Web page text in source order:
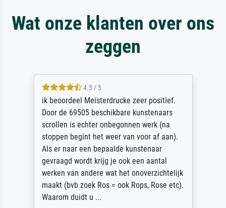
Wat onze klanten over ons
zeggen
4.5 / 5
ik beoordeel Meisterdrucke zeer positief.
Door de 69505 beschikbare kunstenaars
scrollen is echter onbegonnen werk (na
stoppen begint het weer van voor af aan).
Als er naar een bepaalde kunstenaar
gevraagd wordt krijg je ook een aantal
werken van andere wat het onoverzichtelijk
maakt (bvb zoek Ros = ook Rops, Rose etc).
Waarom duidt u ...